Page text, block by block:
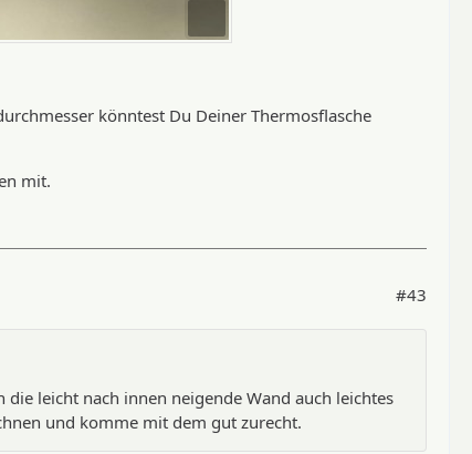
könntest Du Deiner Thermosflasche
mit.
#43
leicht nach innen neigende Wand auch leichtes
und komme mit dem gut zurecht.